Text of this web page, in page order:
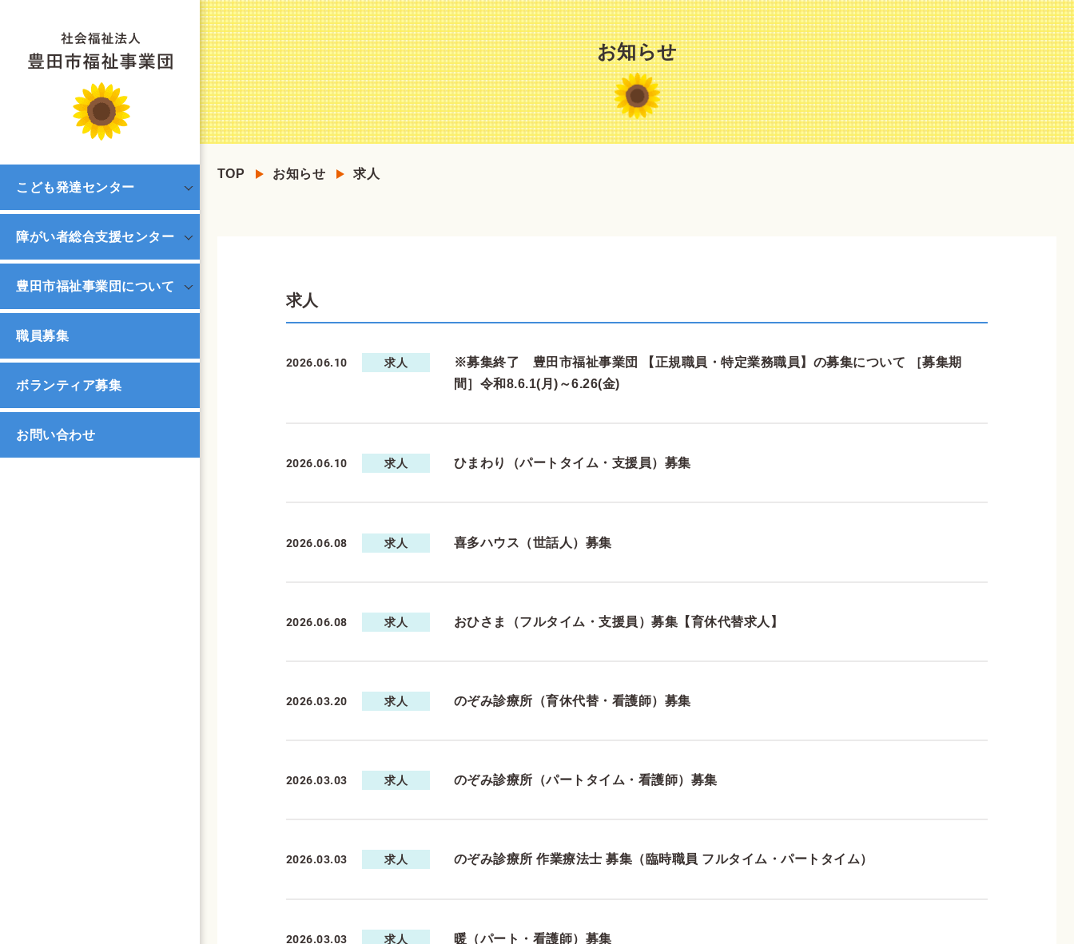
こども発達センター
障がい者総合支援センター
豊田市福祉事業団について
職員募集
ボランティア募集
お問い合わせ
お知らせ
TOP お知らせ 求人
求人
2026.06.10 求人
※募集終了 豊田市福祉事業団 【正規職員・特定業務職員】の募集について ［募集期
間］令和8.6.1(月)～6.26(金)
2026.06.10 求人 ひまわり（パートタイム・支援員）募集
2026.06.08 求人 喜多ハウス（世話人）募集
2026.06.08 求人 おひさま（フルタイム・支援員）募集【育休代替求人】
2026.03.20 求人 のぞみ診療所（育休代替・看護師）募集
2026.03.03 求人 のぞみ診療所（パートタイム・看護師）募集
2026.03.03 求人 のぞみ診療所 作業療法士 募集（臨時職員 フルタイム・パートタイム）
2026.03.03 求人 暖（パート・看護師）募集